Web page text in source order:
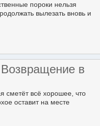
пороки нельзя
вылезать вновь и
в
сметёт всё хорошее, что
оставит на месте